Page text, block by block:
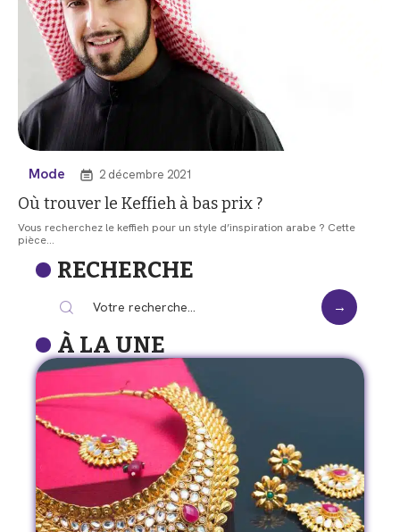
Mode 2 décembre 2021
Où trouver le Keffieh à bas prix ?
Vous recherchez le keffieh pour un style d’inspiration arabe ? Cette
pièce…
RECHERCHE
À LA UNE